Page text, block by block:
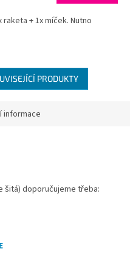
+ 1x míček. Nutno
PRODUKTY
informace
doporučujeme třeba: